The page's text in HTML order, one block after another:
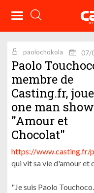
paolochokola 07/
Paolo
membre de
Casting.fr,
one man show
"Amour et
Chocolat"
https://www.casting.fr/
qui vit sa vie d'amour et
"Je suis Paolo